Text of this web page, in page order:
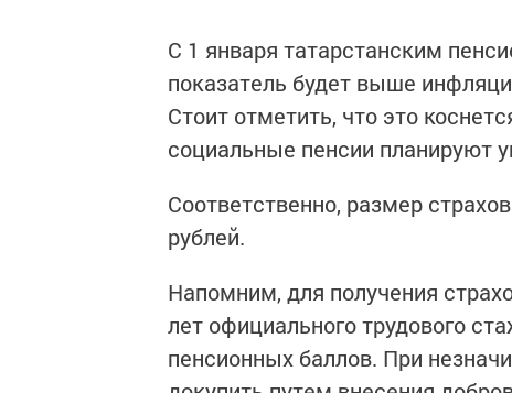
С 1 января татарстанским
показатель будет выше
Стоит отметить, что это
социальные пенсии планируют
Соответственно, размер
рублей.
Напомним, для получения
лет официального трудового
пенсионных баллов. При